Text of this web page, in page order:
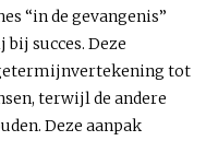
“in de gevangenis”
succes. Deze
tot
terwijl de andere
Deze aanpak